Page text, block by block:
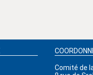
Comité de